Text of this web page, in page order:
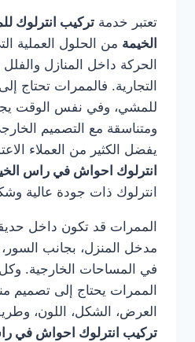
تعتبر خدمة تركيب انترلوك
الخيمة من الحلول العملية
الحركة داخل المنازل والفلل
التجارية. فالممرات تحتاج
للمشي، وفي نفس الوقت
ومتناسقة مع التصميم
يفضل الكثير من العملاء
انترلوك احواش في راس
انترلوك ذات جودة عالية
الممرات قد تكون داخل
مدخل المنزل، بجانب
في المساحات الخارجية.
الممرات يحتاج إلى
العرض، الشكل، اللون،
تركيب انترلوك احواش في